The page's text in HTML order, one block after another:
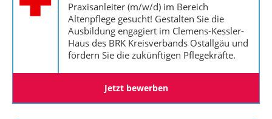
Praxisanleiter (m/w/d) im Bereich
Altenpflege gesucht! Gestalten Sie die
Ausbildung engagiert im Clemens-Kessler-
Haus des BRK Kreisverbands Ostallgäu und
fördern Sie die zukünftigen Pflegekräfte.
Jetzt bewerben